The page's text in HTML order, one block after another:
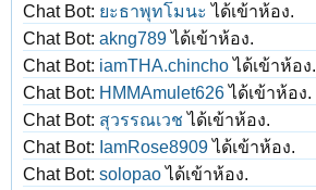
Chat Bot: ยะธาพุทโมนะ ได้เข้าห้อง.
Chat Bot: akng789ได้เข้าห้อง.
Chat Bot: iamTHA.chinchoได้เข้าห้อง.
Chat Bot: HMMAmulet626ได้เข้าห้อง.
Chat Bot: สุวรรณเวช ได้เข้าห้อง.
Chat Bot: IamRose8909ได้เข้าห้อง.
Chat Bot: solopaoได้เข้าห้อง.